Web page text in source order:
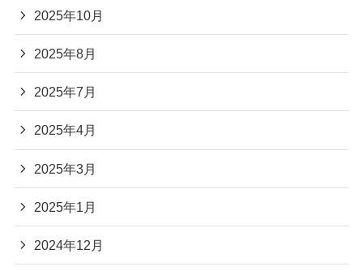
2025年10月
2025年8月
2025年7月
2025年4月
2025年3月
2025年1月
2024年12月